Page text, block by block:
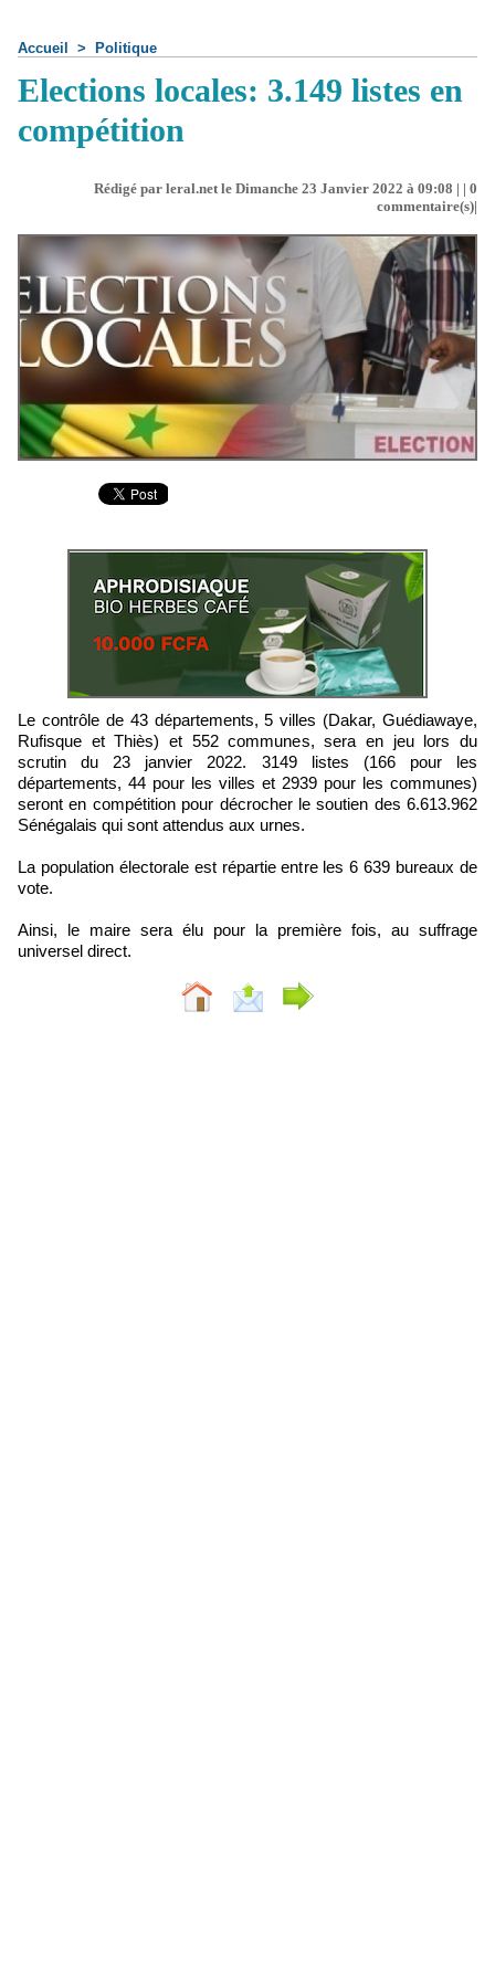
Accueil > Politique
Elections locales: 3.149 listes en
compétition
Rédigé par leral.net le Dimanche 23 Janvier 2022 à 09:08 | | 0
commentaire(s)|
Le contrôle de 43 départements, 5 villes (Dakar, Guédiawaye,
Rufisque et Thiès) et 552 communes, sera en jeu lors du
scrutin du 23 janvier 2022. 3149 listes (166 pour les
départements, 44 pour les villes et 2939 pour les communes)
seront en compétition pour décrocher le soutien des 6.613.962
Sénégalais qui sont attendus aux urnes.
La population électorale est répartie entre les 6 639 bureaux de
vote.
Ainsi, le maire sera élu pour la première fois, au suffrage
universel direct.